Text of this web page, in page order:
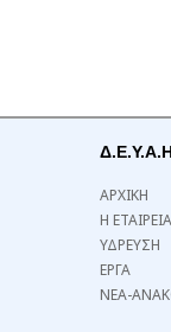
ΑΡΧΙΚΗ
Η ΕΤΑΙΡΕΙΑ
ΥΔΡΕΥΣΗ
ΕΡΓΑ
ΝΕΑ-